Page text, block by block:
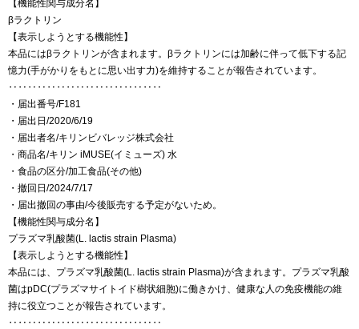
【機能性関与成分名】
βラクトリン
【表示しようとする機能性】
本品にはβラクトリンが含まれます。βラクトリンには加齢に伴って低下する記
憶力(手がかりをもとに思い出す力)を維持することが報告されています。
‥‥‥‥‥‥‥‥‥‥‥‥‥‥‥‥
・届出番号/F181
・届出日/2020/6/19
・届出者名/キリンビバレッジ株式会社
・商品名/キリン iMUSE(イミューズ) 水
・食品の区分/加工食品(その他)
・撤回日/2024/7/17
・届出撤回の事由/今後販売する予定がないため。
【機能性関与成分名】
プラズマ乳酸菌(L. lactis strain Plasma)
【表示しようとする機能性】
本品には、プラズマ乳酸菌(L. lactis strain Plasma)が含まれます。プラズマ乳酸
菌はpDC(プラズマサイトイド樹状細胞)に働きかけ、健康な人の免疫機能の維
持に役立つことが報告されています。
‥‥‥‥‥‥‥‥‥‥‥‥‥‥‥‥